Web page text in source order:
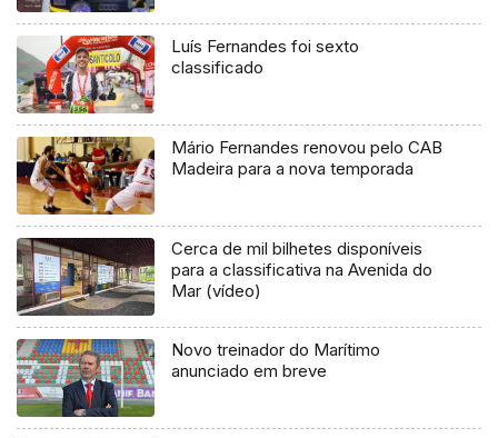
Luís Fernandes foi sexto
classificado
Mário Fernandes renovou pelo CAB
Madeira para a nova temporada
Cerca de mil bilhetes disponíveis
para a classificativa na Avenida do
Mar (vídeo)
Novo treinador do Marítimo
anunciado em breve